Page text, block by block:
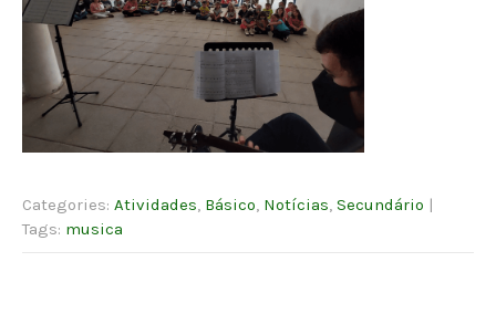
Categories: Atividades, Básico, Notícias, Secundário |
Tags: musica